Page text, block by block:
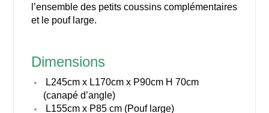
l’ensemble des petits coussins complémentaires
et le pouf large.
Dimensions
L245cm x L170cm x P90cm H 70cm
(canapé d’angle)
L155cm x P85 cm (Pouf large)